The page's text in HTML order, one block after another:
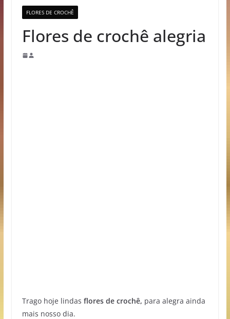
FLORES DE CROCHÊ
Flores de crochê alegria
Trago hoje lindas flores de crochê, para alegra ainda
mais nosso dia.